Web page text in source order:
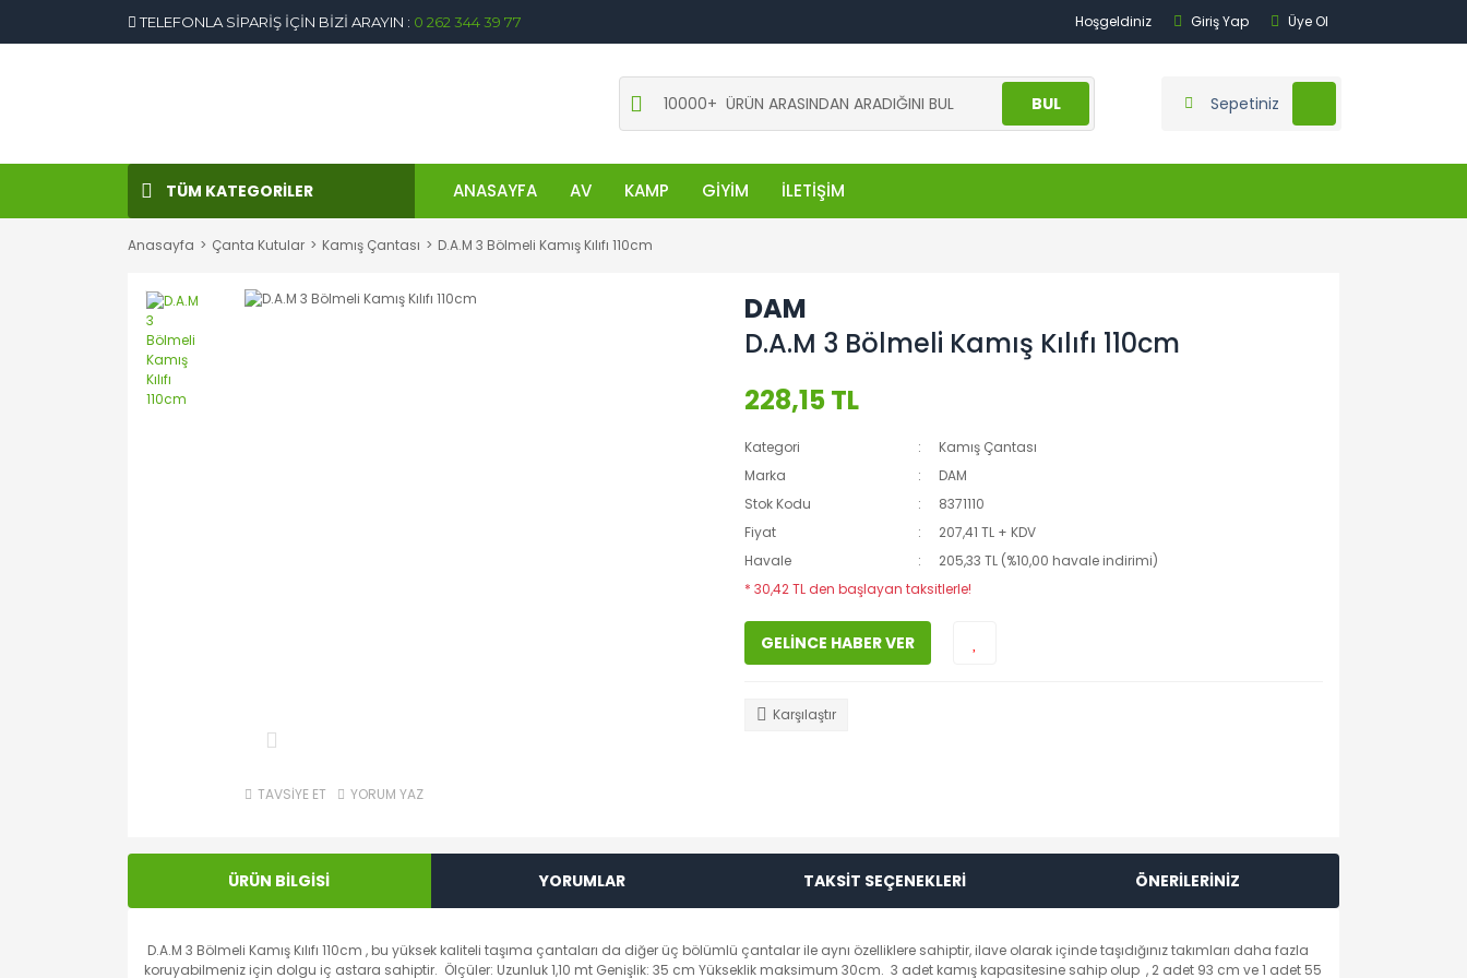
TELEFONLA SİPARİŞ İÇİN BİZİ ARAYIN : 0 262 344 39 77 Hoşgeldiniz Giriş Yap Üye Ol
BUL Sepetiniz
TÜM KATEGORİLER ANASAYFA AV KAMP GİYİM İLETİŞİM
Anasayfa Çanta Kutular Kamış Çantası D.A.M 3 Bölmeli Kamış Kılıfı 110cm
TAVSİYE ET YORUM YAZ
DAM
D.A.M 3 Bölmeli Kamış Kılıfı 110cm
228,15 TL
Kategori
Kamış Çantası
Marka
DAM
Stok Kodu
8371110
Fiyat
207,41 TL + KDV
Havale
205,33 TL (%10,00 havale indirimi)
* 30,42 TL den başlayan taksitlerle!
GELİNCE HABER VER
Karşılaştır
ÜRÜN BİLGİSİ YORUMLAR TAKSİT SEÇENEKLERİ ÖNERİLERİNİZ
D.A.M 3 Bölmeli Kamış Kılıfı 110cm , bu yüksek kaliteli taşıma çantaları da diğer üç bölümlü çantalar ile aynı özelliklere sahiptir, ilave olarak içinde taşıdığınız takımları daha fazla
koruyabilmeniz için dolgu iç astara sahiptir. Ölçüler: Uzunluk 1,10 mt Genişlik: 35 cm Yükseklik maksimum 30cm. 3 adet kamış kapasitesine sahip olup , 2 adet 93 cm ve 1 adet 55